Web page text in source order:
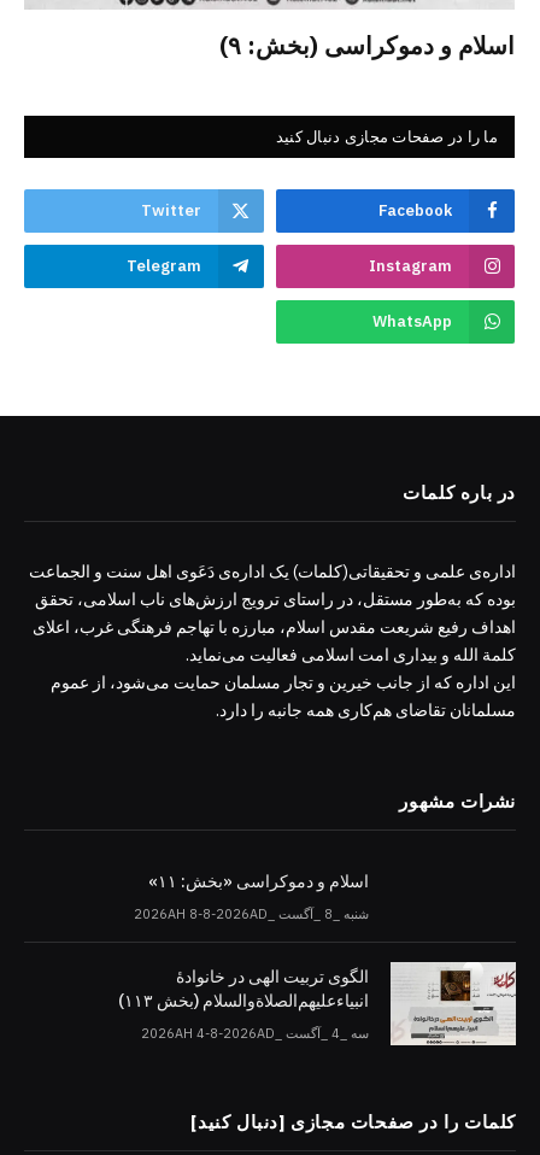
اسلام و دموکراسی (بخش: ۹)
ما را در صفحات مجازی دنبال کنید
Facebook
Twitter
Instagram
Telegram
WhatsApp
در باره کلمات
اداره‌ی علمی و تحقیقاتی(کلمات) یک اداره‌ی دَعَوی اهل سنت و الجماعت
بوده که به‌طور مستقل، در راستای ترویج ارزش‌های ناب اسلامی، تحقق
اهداف رفیع شریعت مقدس اسلام، مبارزه با تهاجم فرهنگی غرب، اعلای
کلمة الله و بیداری امت اسلامی فعالیت می‌نماید.
این اداره که از جانب خیرین و تجار مسلمان حمایت می‌شود، از عموم
مسلمانان تقاضای هم‌کاری همه جانبه را دارد.
نشرات مشهور
اسلام و دموکراسی «بخش: ۱۱»
شنبه _8 _آگست _2026AH 8-8-2026AD
الگوی تربیت الهی در خانوادۀ
انبیاءعلیهم‌الصلاةو‌السلام (بخش ۱۱۳)
سه _4 _آگست _2026AH 4-8-2026AD
کلمات را در صفحات مجازی [دنبال کنید]